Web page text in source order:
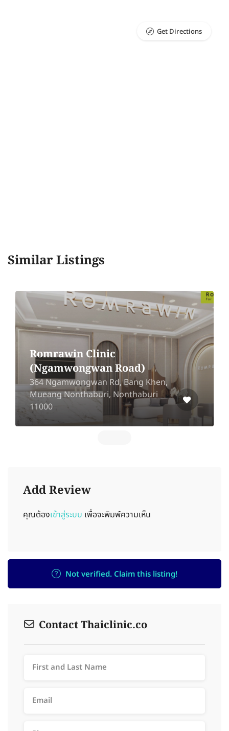
Get Directions
Similar Listings
Romrawin Clinic
(Ngamwongwan Road)
364 Ngamwongwan Rd, Bang Khen,
Mueang Nonthaburi, Nonthaburi
11000
Add Review
คุณต้องเข้าสู่ระบบ เพื่อจะพิมพ์ความเห็น
Not verified. Claim this listing!
Contact Thaiclinic.co